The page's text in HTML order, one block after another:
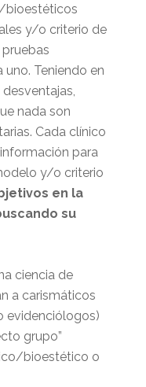
bioestéticos
y/o criterio de
Teniendo en
nada son
Cada clínico
para
y/o criterio
en la
su
ciencia de
a carismáticos
evidenciólogos)
grupo”
bioestético o